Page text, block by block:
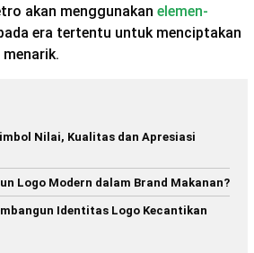
akan menggunakan elemen-
era tertentu untuk menciptakan
Nilai, Kualitas dan Apresiasi
Logo Modern dalam Brand Makanan?
Identitas Logo Kecantikan